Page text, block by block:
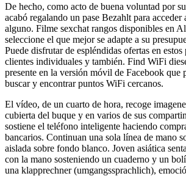
De hecho, como acto de buena voluntad por
acabó regalando un pase Bezahlt para acceder
alguno. Filme sexchat rangos disponibles en
seleccione el que mejor se adapte a su
Puede disfrutar de espléndidas ofertas en
clientes individuales y también. Find WiFi
presente en la versión móvil de Facebook que
buscar y encontrar puntos WiFi cercanos.
El vídeo, de un cuarto de hora, recoge
cubierta del buque y en varios de sus
sostiene el teléfono inteligente haciendo
bancarios. Continuan una sola línea de mano
aislada sobre fondo blanco. Joven asiática
con la mano sosteniendo un cuaderno y un
una klapprechner (umgangssprachlich),